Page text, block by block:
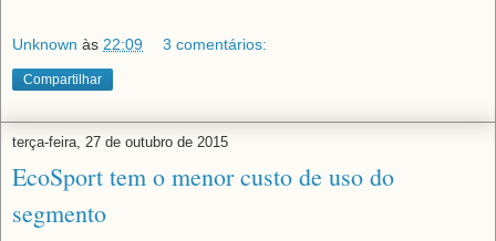
Unknown às 22:09 3 comentários:
Compartilhar
terça-feira, 27 de outubro de 2015
EcoSport tem o menor custo de uso do
segmento